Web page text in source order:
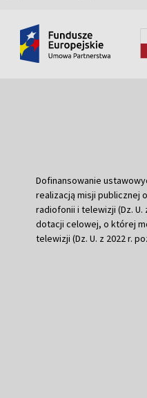
Dofinansowanie
realizacją misji publicznej
radiofonii i telewizji (Dz. U.
dotacji celowej, o której
telewizji (Dz. U. z 2022 r.